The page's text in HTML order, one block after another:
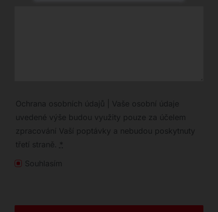
Ochrana osobních údajů | Vaše osobní údaje
uvedené výše budou využity pouze za účelem
zpracování Vaší poptávky a nebudou poskytnuty
třetí straně. *
Souhlasím